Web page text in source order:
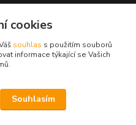
cookies
souhlas s použitím souborů
informace týkající se Vašich
Souhlasím